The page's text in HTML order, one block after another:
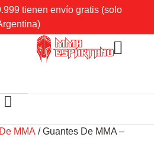
tienen envío gratis (solo
MMA / Guantes De MMA –